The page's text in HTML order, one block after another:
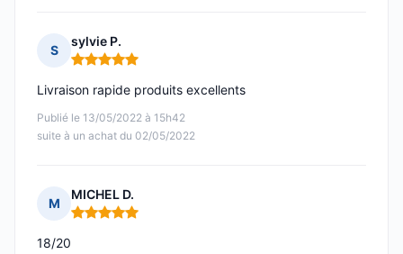
S
sylvie P.
Note : 5 sur 5
Publié le 13/05/2022 à 15h42
suite à un achat du 02/05/2022
Livraison rapide produits excellents
M
MICHEL D.
Note : 5 sur 5
18/20